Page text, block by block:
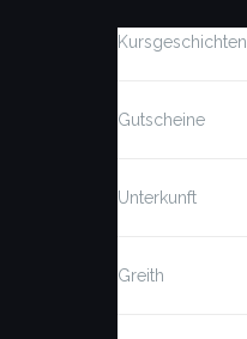
Kursgeschichten
Gutscheine
Unterkunft
Greith